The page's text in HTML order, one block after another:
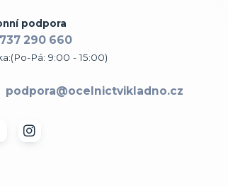
podpora
290 660
Pá: 9:00 - 15:00)
podpora@ocelnictvikladno.cz